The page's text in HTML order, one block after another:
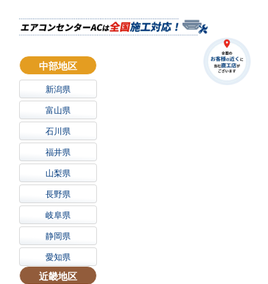
中部地区
新潟県
富山県
石川県
福井県
山梨県
長野県
岐阜県
静岡県
愛知県
近畿地区